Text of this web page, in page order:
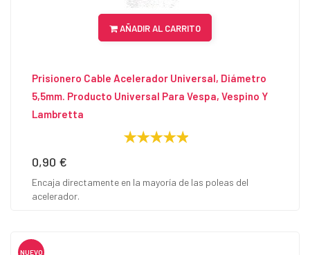
AÑADIR AL CARRITO
Prisionero Cable Acelerador Universal, Diámetro
5,5mm. Producto Universal Para Vespa, Vespino Y
Lambretta
Precio
0,90 €
Encaja directamente en la mayoría de las poleas del
acelerador.
NUEVO